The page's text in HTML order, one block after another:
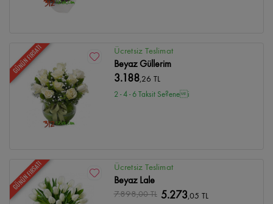
GÜNÜN FIRSATI Ücretsiz Teslimat
Beyaz Güllerim
3.188,26 TL
2 - 4 - 6 Taksit Se?enei
GÜNÜN FIRSATI Ücretsiz Teslimat
Beyaz Lale
7.898,00 TL 5.273,05 TL